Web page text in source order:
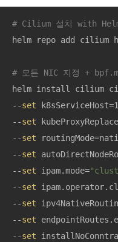
# Cilium 설치 with
helm repo add
# 모든 NIC 지정 +
helm install cilium
--set
--set
--set
--set
--set ipam.mode=
--set
--set
--set
--set